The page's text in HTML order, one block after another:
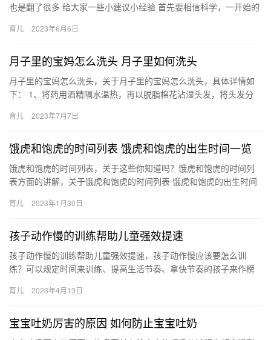
也是翻了很多 给大家一些小建议小经验 首先要相信科学，一开始的
育儿 2023年6月6日
月子里的宝妈怎么洗头 月子里如何洗头
月子里的宝妈怎么洗头，关于月子里的宝妈怎么洗头，具体详情如
下： 1、将药用酒精隔水温热，再以脱脂棉花沾湿头发，将头发分
子…
育儿 2023年7月7日
饿虎和饱虎的时间列表 饿虎和饱虎的出生时间一览
饿虎和饱虎的时间列表，关于这些你知道吗？饿虎和饱虎的时间列
表方面的讲解，关于饿虎和饱虎的时间列表 饿虎和饱虎的出生时间
育儿 2023年1月30日
孩子动作慢的训练帮助儿童强效提速
孩子动作慢的训练帮助儿童强效提速，孩子动作慢应该要怎么训
练？可以规定时间来训练、提高生活节奏、拿快节奏的孩子来作榜
助儿童…
育儿 2023年4月13日
宝宝吐奶厉害的原因 如何防止宝宝吐奶